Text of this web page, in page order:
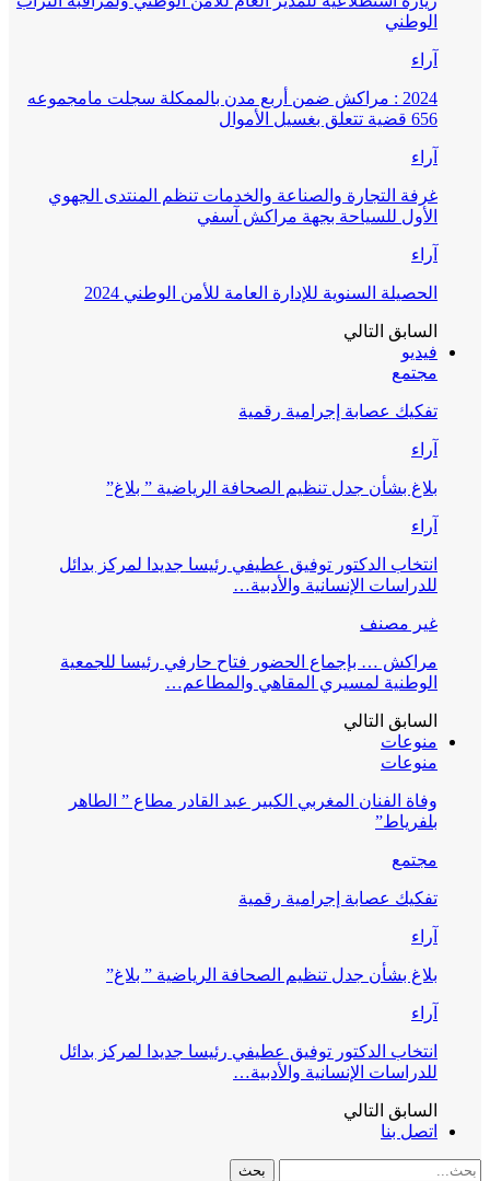
الوطني
آراء
2024 : مراكش ضمن أربع مدن بالممكلة سجلت مامجموعه
656 قضية تتعلق بغسيل الأموال
آراء
غرفة التجارة والصناعة والخدمات تنظم المنتدى الجهوي
الأول للسياحة بجهة مراكش آسفي
آراء
الحصيلة السنوية للإدارة العامة للأمن الوطني 2024
السابق التالي
فيديو
مجتمع
تفكيك عصابة إجرامية رقمية
آراء
بلاغ بشأن جدل تنظيم الصحافة الرياضية ” بلاغ”
آراء
انتخاب الدكتور توفيق عطيفي رئيسا جديدا لمركز بدائل
للدراسات الإنسانية والأدبية…
غير مصنف
مراكش … بإجماع الحضور فتاح حارفي رئيسا للجمعية
الوطنية لمسيري المقاهي والمطاعم…
السابق التالي
منوعات
منوعات
وفاة الفنان المغربي الكبير عبد القادر مطاع ” الطاهر
بلفرياط”
مجتمع
تفكيك عصابة إجرامية رقمية
آراء
بلاغ بشأن جدل تنظيم الصحافة الرياضية ” بلاغ”
آراء
انتخاب الدكتور توفيق عطيفي رئيسا جديدا لمركز بدائل
للدراسات الإنسانية والأدبية…
السابق التالي
اتصل بنا